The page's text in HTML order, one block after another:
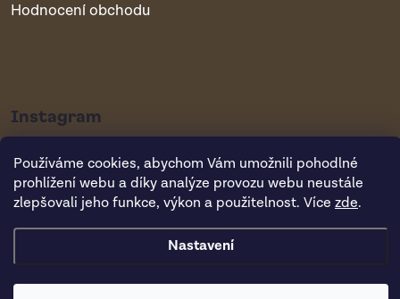
Používáme cookies, abychom Vám umožnili pohodlné
prohlížení webu a díky analýze provozu webu neustále
zlepšovali jeho funkce, výkon a použitelnost. Více zde.
Nastavení
Hodnocení obchodu
Instagram